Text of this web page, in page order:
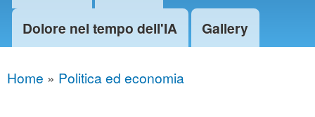
Dolore nel tempo dell'IA
Gallery
You are here
Home » Politica ed economia